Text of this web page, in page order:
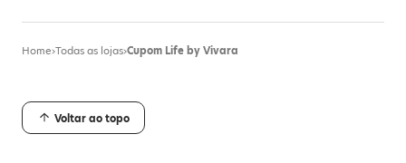
Home›Todas as lojas›Cupom Life by Vivara
Voltar ao topo